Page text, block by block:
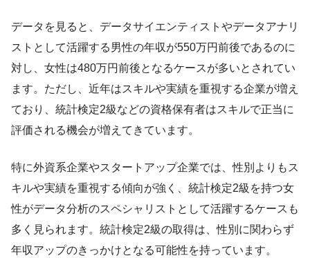
データを見ると、データサイエンティストやデータアナリ
ストとして活躍する男性の年収が550万円前後であるのに
対し、女性は480万円前後となるケースが多いとされてい
ます。ただし、近年はスキルや実績を重視する企業が増え
ており、統計検定2級などの資格保有者はスキルで正当に
評価される機会が増えてきています。
特に外資系企業やスタートアップ企業では、性別よりもス
キルや実績を重視する傾向が強く、統計検定2級を持つ女
性がデータ分析のスペシャリストとして活躍するケースも
多く見られます。統計検定2級の取得は、性別に関わらず
年収アップのきっかけとなる可能性を持っています。